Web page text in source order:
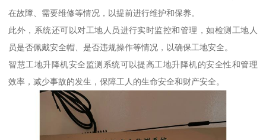
在故障、需要维修等情况，以提前进行维护和保养。
此外，系统还可以对工地人员进行实时监控和管理，如检测工地人
员是否佩戴安全帽、是否违规操作等情况，以确保工地安全。
智慧工地升降机安全监测系统可以提高工地升降机的安全性和管理
效率，减少事故的发生，保障工人的生命安全和财产安全。